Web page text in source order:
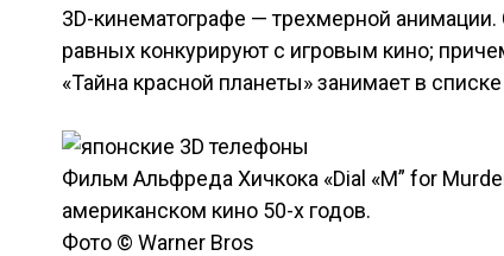
3D-кинематографе — трехмерной
равных конкурируют с игровым кино;
«Тайна красной планеты» занимает в
Фильм Альфреда Хичкока «Dial «M” for
американском кино 50-х годов.
Фото © Warner Bros